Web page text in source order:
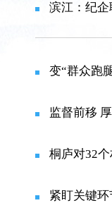
滨江：纪企
变“群众跑
监督前移
桐庐对32
紧盯关键